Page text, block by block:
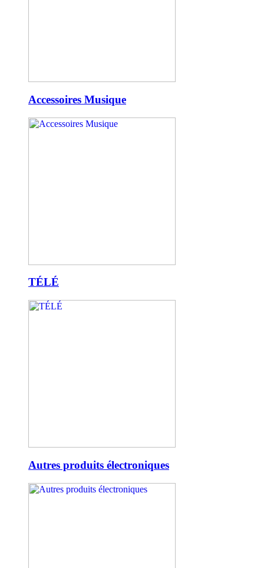
Accessoires Musique
TÉLÉ
Autres produits électroniques